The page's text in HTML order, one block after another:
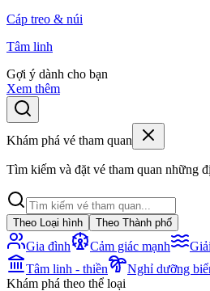
Cáp treo & núi
Tâm linh
Gợi ý dành cho bạn
Xem thêm
Khám phá vé tham quan
Tìm kiếm và đặt vé tham quan những
Theo Loại hình Theo Thành phố
Gia đình Cảm giác mạnh
Tâm linh - thiền
Nghỉ dưỡng
Khám phá theo thể loại